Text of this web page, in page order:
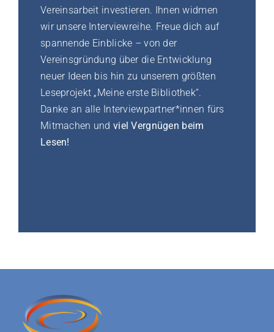
Vereinsarbeit investieren. Ihnen widmen
wir unsere Interviewreihe. Freue dich auf
spannende Einblicke – von der
Vereinsgründung über die Entwicklung
neuer Ideen bis hin zu unserem größten
Leseprojekt „Meine erste Bibliothek“.
Danke an alle Interviewpartner*innen fürs
Mitmachen und viel Vergnügen beim
Lesen!